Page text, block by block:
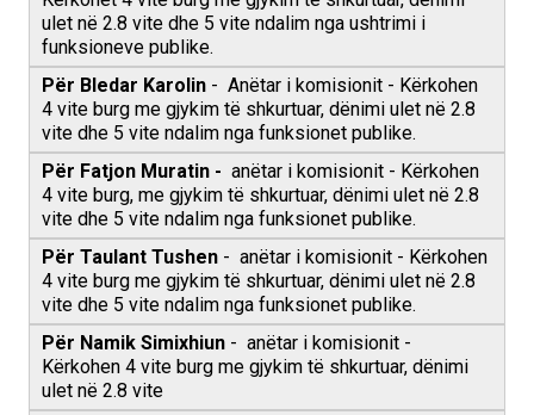
ulet në 2.8 vite dhe 5 vite ndalim nga ushtrimi i
funksioneve publike.
Për Bledar Karolin - Anëtar i komisionit - Kërkohen
4 vite burg me gjykim të shkurtuar, dënimi ulet në 2.8
vite dhe 5 vite ndalim nga funksionet publike.
Për Fatjon Muratin - anëtar i komisionit - Kërkohen
4 vite burg, me gjykim të shkurtuar, dënimi ulet në 2.8
vite dhe 5 vite ndalim nga funksionet publike.
Për Taulant Tushen - anëtar i komisionit - Kërkohen
4 vite burg me gjykim të shkurtuar, dënimi ulet në 2.8
vite dhe 5 vite ndalim nga funksionet publike.
Për Namik Simixhiun - anëtar i komisionit -
Kërkohen 4 vite burg me gjykim të shkurtuar, dënimi
ulet në 2.8 vite